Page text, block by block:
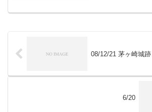
08/12/21 茅ヶ崎城跡
6/20